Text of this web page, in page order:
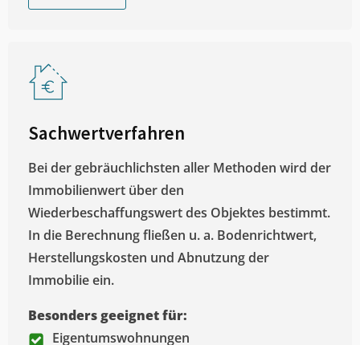
Sachwertverfahren
Bei der gebräuchlichsten aller Methoden wird der
Immobilienwert über den
Wiederbeschaffungswert des Objektes bestimmt.
In die Berechnung fließen u. a. Bodenrichtwert,
Herstellungskosten und Abnutzung der
Immobilie ein.
Besonders geeignet für:
Eigentumswohnungen